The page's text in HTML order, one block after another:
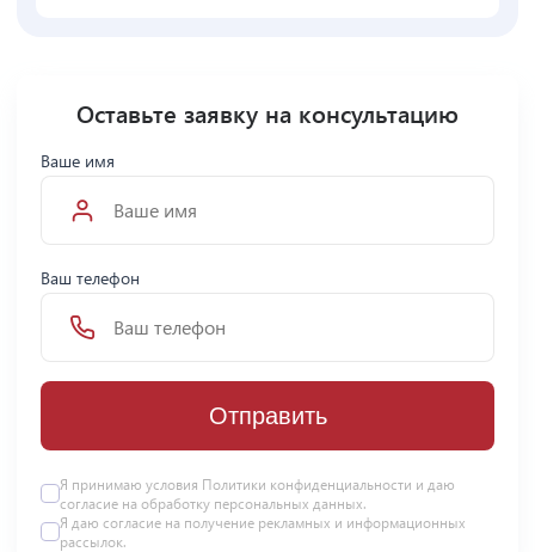
Оставьте заявку на консультацию
Ваше имя
Ваш телефон
Отправить
Я принимаю условия Политики конфиденциальности и даю
согласие на обработку персональных данных.
Я даю согласие на получение рекламных и информационных
рассылок.